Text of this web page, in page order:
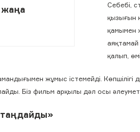
жаңа
Себебі,
қызығын
қамымен
аяқтамай
қалып,
жұмыс істемейді.
Біз фильм арқылы дәл осы
таңдайды»